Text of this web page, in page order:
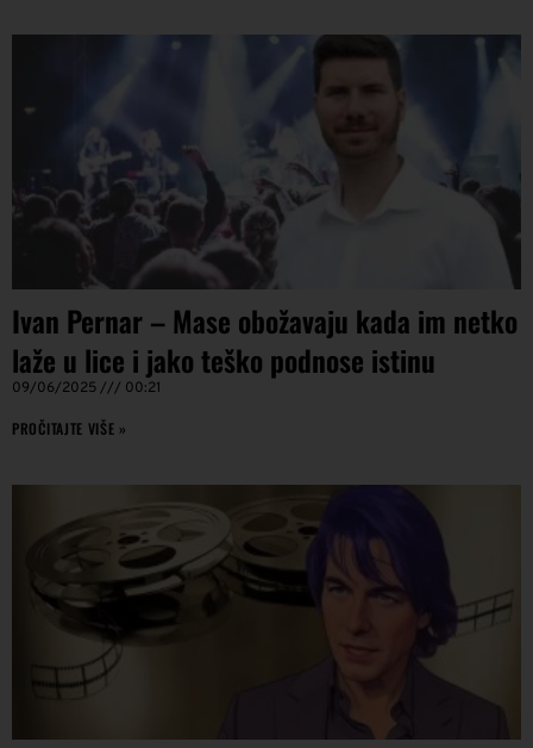
Ivan Pernar – Mase obožavaju kada im netko
laže u lice i jako teško podnose istinu
09/06/2025 00:21
PROČITAJTE VIŠE »